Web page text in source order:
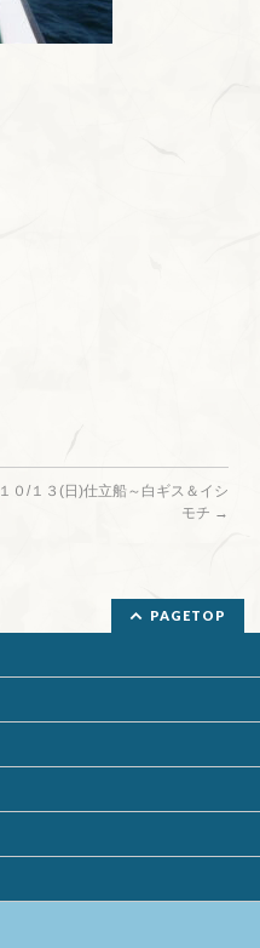
１０/１３(日)仕立船～白ギス＆イシ
モチ →
PAGETOP